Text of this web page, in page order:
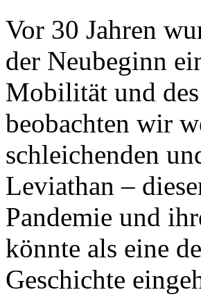
Vor 30 Jahren
der Neubeginn
Mobilität und
beobachten wir
schleichenden
Leviathan –
Pandemie und
könnte als eine
Geschichte